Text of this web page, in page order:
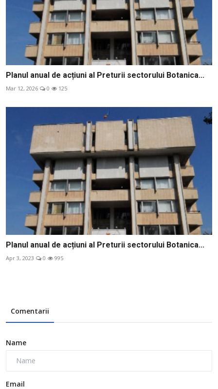
Planul anual de acțiuni al Preturii sectorului Botanica...
Mar 12, 2026 0 125
Planul anual de acțiuni al Preturii sectorului Botanica...
Apr 3, 2023 0 995
Comentarii
Name
Email